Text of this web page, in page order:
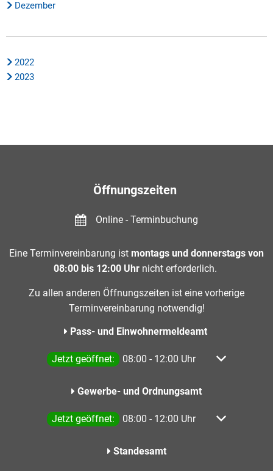
Dezember
2022
2023
Öffnungszeiten
Online - Terminbuchung
Eine Terminvereinbarung ist montags und donnerstags von
08:00 bis 12:00 Uhr nicht erforderlich.
Zu allen anderen Öffnungszeiten ist eine vorherige
Terminvereinbarung notwendig!
Pass- und Einwohnermeldeamt
Klicken, um weitere Öffnungs- oder Schließzeiten
Jetzt geöffnet: 08:00 - 12:00 Uhr Von 08:00
Gewerbe- und Ordnungsamt
Klicken, um weitere Öffnungs- oder Schließzeiten
Jetzt geöffnet: 08:00 - 12:00 Uhr Von 08:00
Standesamt